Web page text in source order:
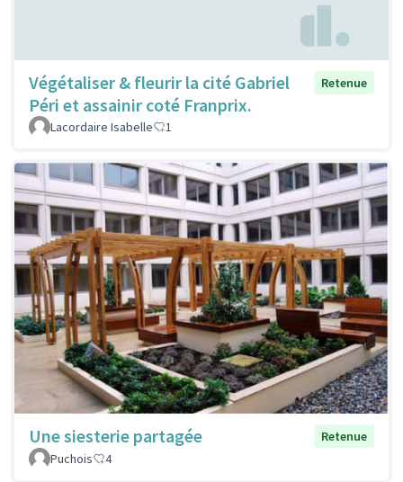
Végétaliser & fleurir la cité Gabriel
Péri et assainir coté Franprix.
Retenue
Lacordaire Isabelle 1
Une siesterie partagée
Retenue
Puchois
4